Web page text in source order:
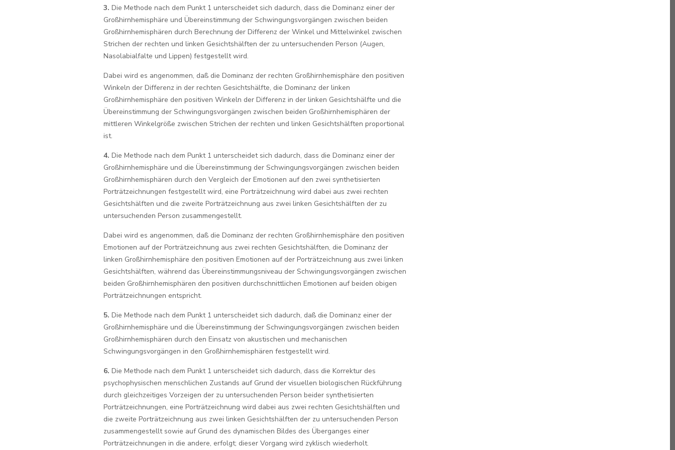
3.Die Methode nach dem Punkt 1 unterscheidet sich dadurch, dass die Dominanz einer der
Großhirnhemisphäre und Übereinstimmung der Schwingungsvorgängen zwischen beiden
Großhirnhemisphären durch Berechnung der Differenz der Winkel und Mittelwinkel zwischen
Strichen der rechten und linken Gesichtshälften der zu untersuchenden Person (Augen,
Nasolabialfalte und Lippen) festgestellt wird.
Dabei wird es angenommen, daß die Dominanz der rechten Großhirnhemisphäre den positiven
Winkeln der Differenz in der rechten Gesichtshälfte, die Dominanz der linken
Großhirnhemisphäre den positiven Winkeln der Differenz in der linken Gesichtshälfte und die
Übereinstimmung der Schwingungsvorgängen zwischen beiden Großhirnhemisphären der
mittleren Winkelgröße zwischen Strichen der rechten und linken Gesichtshälften proportional
ist.
4.Die Methode nach dem Punkt 1 unterscheidet sich dadurch, dass die Dominanz einer der
Großhirnhemisphäre und die Übereinstimmung der Schwingungsvorgängen zwischen beiden
Großhirnhemisphären durch den Vergleich der Emotionen auf den zwei synthetisierten
Porträtzeichnungen festgestellt wird, eine Porträtzeichnung wird dabei aus zwei rechten
Gesichtshälften und die zweite Porträtzeichnung aus zwei linken Gesichtshälften der zu
untersuchenden Person zusammengestellt.
Dabei wird es angenommen, daß die Dominanz der rechten Großhirnhemisphäre den positiven
Emotionen auf der Porträtzeichnung aus zwei rechten Gesichtshälften, die Dominanz der
linken Großhirnhemisphäre den positiven Emotionen auf der Porträtzeichnung aus zwei linken
Gesichtshälften, während das Übereinstimmungsniveau der Schwingungsvorgängen zwischen
beiden Großhirnhemisphären den positiven durchschnittlichen Emotionen auf beiden obigen
Porträtzeichnungen entspricht.
5.Die Methode nach dem Punkt 1 unterscheidet sich dadurch, daß die Dominanz einer der
Großhirnhemisphäre und die Übereinstimmung der Schwingungsvorgängen zwischen beiden
Großhirnhemisphären durch den Einsatz von akustischen und mechanischen
Schwingungsvorgängen in den Großhirnhemisphären festgestellt wird.
6.Die Methode nach dem Punkt 1 unterscheidet sich dadurch, dass die Korrektur des
psychophysischen menschlichen Zustands auf Grund der visuellen biologischen Rückführung
durch gleichzeitiges Vorzeigen der zu untersuchenden Person beider synthetisierten
Porträtzeichnungen, eine Porträtzeichnung wird dabei aus zwei rechten Gesichtshälften und
die zweite Porträtzeichnung aus zwei linken Gesichtshälften der zu untersuchenden Person
zusammengestellt sowie auf Grund des dynamischen Bildes des Überganges einer
Porträtzeichnungen in die andere, erfolgt; dieser Vorgang wird zyklisch wiederholt.